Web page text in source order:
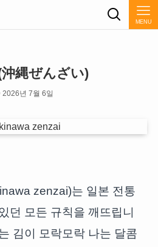
MENU
縄ぜんざい)
2026년 7월 6일
zenzai)는 일본 전통
던 모든 규칙을 깨뜨립니
김이 모락모락 나는 달콤